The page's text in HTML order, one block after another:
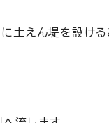
土えん堤を設け